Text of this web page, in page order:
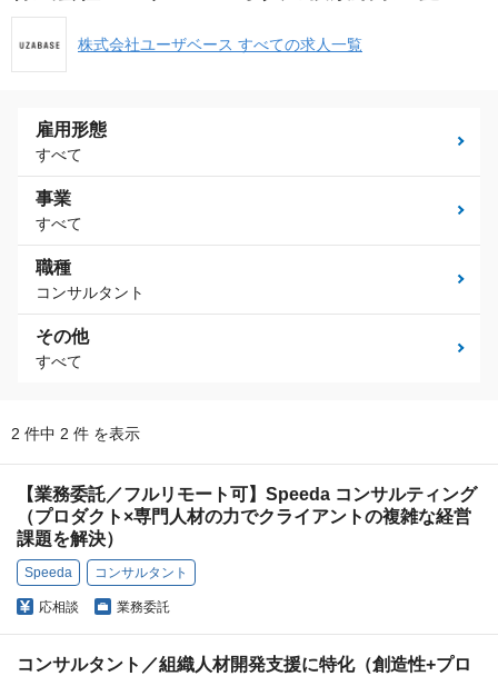
株式会社ユーザベース すべての求人一覧
雇用形態
すべて
事業
すべて
職種
コンサルタント
その他
すべて
2 件中 2 件 を表示
【業務委託／フルリモート可】Speeda コンサルティング
（プロダクト×専門人材の力でクライアントの複雑な経営
課題を解決）
Speeda コンサルタント
応相談 業務委託
コンサルタント／組織人材開発支援に特化（創造性+プロ